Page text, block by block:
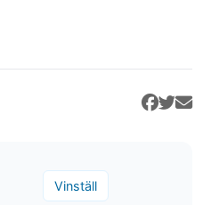
Vinställ